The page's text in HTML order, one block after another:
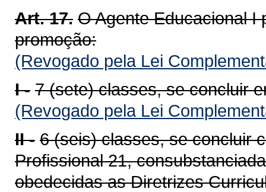
Art. 17. O Agente Educacional I
promoção:
(Revogado pela Lei
I - 7 (sete) classes, se concluir
(Revogado pela Lei
II - 6 (seis) classes, se concluir
Profissional 21,
obedecidas as Diretrizes